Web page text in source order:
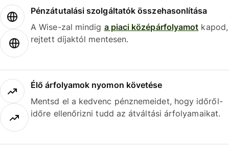
Pénzátutalási szolgáltatók összehasonlítása
A Wise-zal mindig a piaci középárfolyamot kapod,
rejtett díjaktól mentesen.
Élő árfolyamok nyomon követése
Mentsd el a kedvenc pénznemeidet, hogy időről-
időre ellenőrizni tudd az átváltási árfolyamaikat.